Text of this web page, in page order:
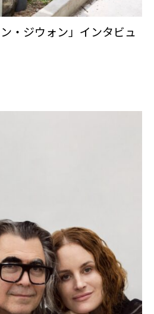
・ジウォン」インタビュ